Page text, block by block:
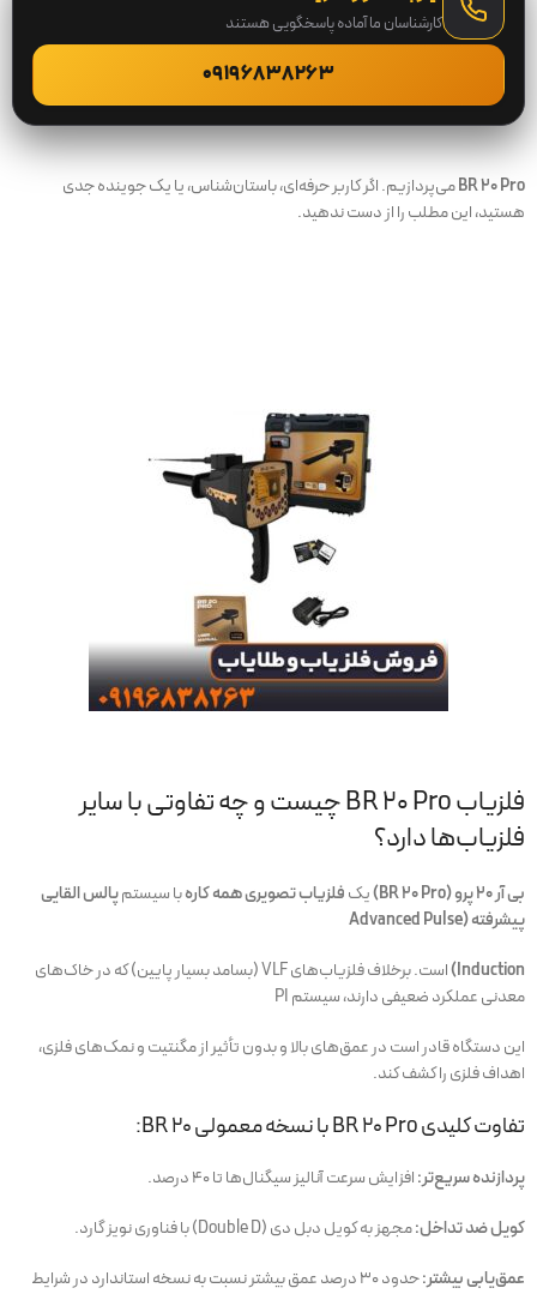
کارشناسان ما آماده پاسخگویی هستند
09196838263
BR 20 Proمی‌پردازیم. اگر کاربر حرفه‌ای، باستان‌شناس، یا یک جوینده جدی
هستید، این مطلب را از دست ندهید.
فلزیاب BR 20 Pro چیست و چه تفاوتی با سایر
فلزیاب‌ها دارد؟
بی آر ۲۰ پرو (BR 20 Pro) یکفلزیاب تصویری همه کارهبا سیستمپالس القایی
پیشرفته (Advanced Pulse
Induction)
است. برخلاف فلزیاب‌های VLF (بسامد بسیار پایین) که در خاک‌های
معدنی عملکرد ضعیفی دارند، سیستم PI
این دستگاه قادر است در عمق‌های بالا و بدون تأثیر از مگنتیت و نمک‌های فلزی،
اهداف فلزی را کشف کند.
تفاوت کلیدی BR 20 Pro با نسخه معمولی BR 20:
پردازنده سریع‌تر:افزایش سرعت آنالیز سیگنال‌ها تا ۴۰ درصد.
کویل ضد تداخل:مجهز به کویل دبل دی‌ (Double D) با فناوری نویز گارد.
عمق‌یابی بیشتر:
حدود ۳۰ درصد عمق بیشتر نسبت به نسخه استاندارد در شرایط